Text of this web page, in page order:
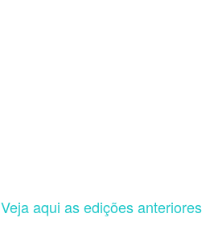
Veja aqui as edições anteriores